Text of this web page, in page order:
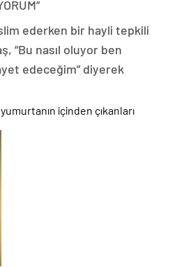
ederken bir hayli tepkili
“Bu nasıl oluyor ben
edeceğim” diyerek